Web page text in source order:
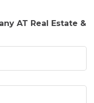
AT Real Estate &